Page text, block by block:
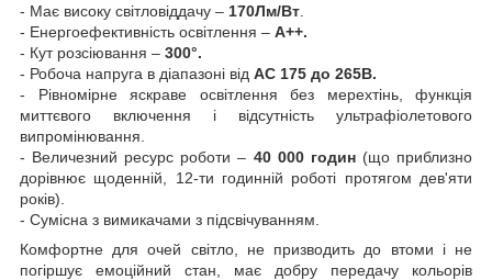
- Має високу світловіддачу – 170Лм/Вт
- Енергоефективність освітлення – A++.
- Кут розсіювання – 300°.
- Робоча напруга в діапазоні від АС 175 до 265В.
- Рівномірне яскраве освітлення без мерехтінь, функція
миттєвого включення і відсутність ультрафіолетового
випромінювання.
- Величезний ресурс роботи – 40 000 годин(що приблизно
дорівнює щоденній, 12-ти годинній роботі протягом дев'яти
років).
- Сумісна з вимикачами з підсвічуванням.
Комфортне для очей світло, не призводить до втоми і не
погіршує емоційний стан, має добру передачу кольорів